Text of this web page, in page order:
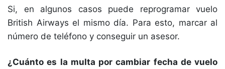
Si, en algunos casos puede reprogramar vuelo
British Airways el mismo día. Para esto, marcar al
número de teléfono y conseguir un asesor.
¿Cuánto es la multa por cambiar fecha de vuelo